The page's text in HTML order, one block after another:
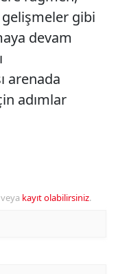
gibi
devam
arenada
adımlar
kayıt olabilirsiniz.